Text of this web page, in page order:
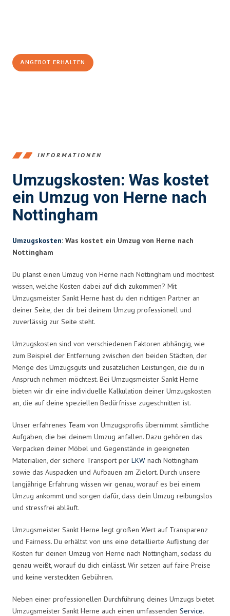
ANGEBOT ERHALTEN
INFORMATIONEN
Umzugskosten: Was kostet
ein Umzug von Herne nach
Nottingham
Umzugskosten: Was kostet ein Umzug von Herne nach
Nottingham
Du planst einen Umzug von Herne nach Nottingham und möchtest
wissen, welche Kosten dabei auf dich zukommen? Mit
Umzugsmeister Sankt Herne hast du den richtigen Partner an
deiner Seite, der dir bei deinem Umzug professionell und
zuverlässig zur Seite steht.
Umzugskosten sind von verschiedenen Faktoren abhängig, wie
zum Beispiel der Entfernung zwischen den beiden Städten, der
Menge des Umzugsguts und zusätzlichen Leistungen, die du in
Anspruch nehmen möchtest. Bei Umzugsmeister Sankt Herne
bieten wir dir eine individuelle Kalkulation deiner Umzugskosten
an, die auf deine speziellen Bedürfnisse zugeschnitten ist.
Unser erfahrenes Team von Umzugsprofis übernimmt sämtliche
Aufgaben, die bei deinem Umzug anfallen. Dazu gehören das
Verpacken deiner Möbel und Gegenstände in geeigneten
Materialien, der sichere Transport per LKW nach Nottingham
sowie das Auspacken und Aufbauen am Zielort. Durch unsere
langjährige Erfahrung wissen wir genau, worauf es bei einem
Umzug ankommt und sorgen dafür, dass dein Umzug reibungslos
und stressfrei abläuft.
Umzugsmeister Sankt Herne legt großen Wert auf Transparenz
und Fairness. Du erhältst von uns eine detaillierte Auflistung der
Kosten für deinen Umzug von Herne nach Nottingham, sodass du
genau weißt, worauf du dich einlässt. Wir setzen auf faire Preise
und keine versteckten Gebühren.
Neben einer professionellen Durchführung deines Umzugs bietet
Umzugsmeister Sankt Herne auch einen umfassenden Service.